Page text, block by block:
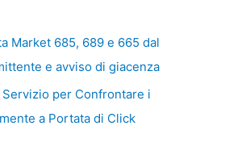
Market 685, 689 e 665 dal
e avviso di giacenza
per Confrontare i
a Portata di Click